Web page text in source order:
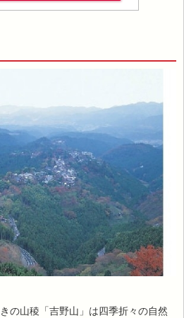
の山稜「吉野山」は四季折々の自然